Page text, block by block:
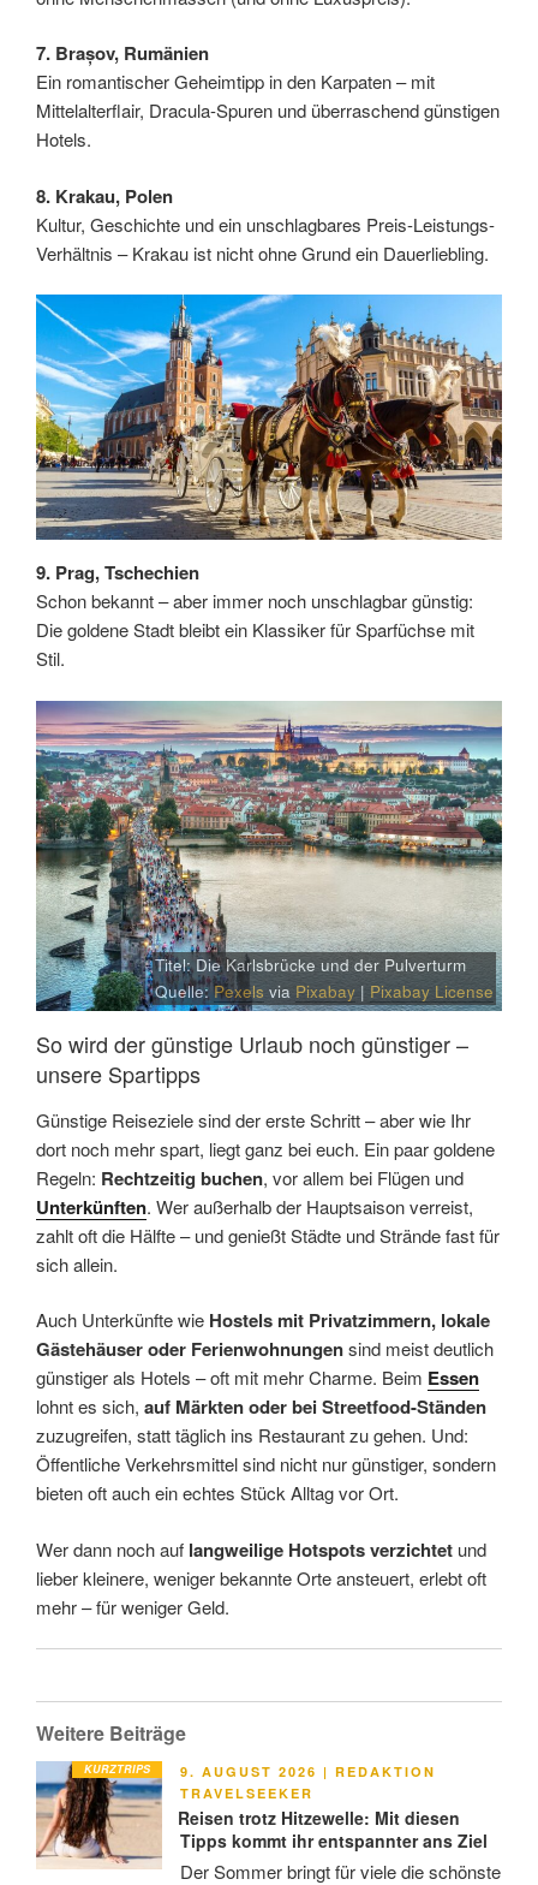
7. Brașov, Rumänien
Ein romantischer Geheimtipp in den Karpaten – mit
Mittelalterflair, Dracula-Spuren und überraschend günstigen
Hotels.
8. Krakau, Polen
Kultur, Geschichte und ein unschlagbares Preis-Leistungs-
Verhältnis – Krakau ist nicht ohne Grund ein Dauerliebling.
9. Prag, Tschechien
Schon bekannt – aber immer noch unschlagbar günstig:
Die goldene Stadt bleibt ein Klassiker für Sparfüchse mit
Stil.
Titel: Die Karlsbrücke und der Pulverturm
Quelle:Pexels via Pixabay| Pixabay License
So wird der günstige Urlaub noch günstiger –
unsere Spartipps
Günstige Reiseziele sind der erste Schritt – aber wie Ihr
dort noch mehr spart, liegt ganz bei euch. Ein paar goldene
Regeln: Rechtzeitig buchen, vor allem bei Flügen und
Unterkünften. Wer außerhalb der Hauptsaison verreist,
zahlt oft die Hälfte – und genießt Städte und Strände fast für
sich allein.
Auch Unterkünfte wie Hostels mit Privatzimmern, lokale
Gästehäuser oder Ferienwohnungensind meist deutlich
günstiger als Hotels – oft mit mehr Charme. Beim Essen
lohnt es sich, auf Märkten oder bei Streetfood-Ständen
zuzugreifen, statt täglich ins Restaurant zu gehen. Und:
Öffentliche Verkehrsmittel sind nicht nur günstiger, sondern
bieten oft auch ein echtes Stück Alltag vor Ort.
Wer dann noch auf langweilige Hotspots verzichtet und
lieber kleinere, weniger bekannte Orte ansteuert, erlebt oft
mehr – für weniger Geld.
Weitere Beiträge
KURZTRIPS
VERÖFFENTLICHT
AM
9. AUGUST 2026 | REDAKTION
TRAVELSEEKER
Reisen trotz Hitzewelle: Mit diesen
Tipps kommt ihr entspannter ans Ziel
Der Sommer bringt für viele die schönste